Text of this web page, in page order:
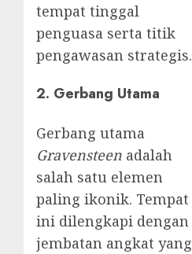
tempat tinggal
penguasa serta titik
pengawasan strategis.
2. Gerbang Utama
Gerbang utama
Gravensteen adalah
salah satu elemen
paling ikonik. Tempat
ini dilengkapi dengan
jembatan angkat yang